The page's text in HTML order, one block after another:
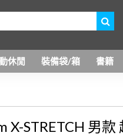
休閒 裝備袋/箱 書籍
X-STRETCH 男